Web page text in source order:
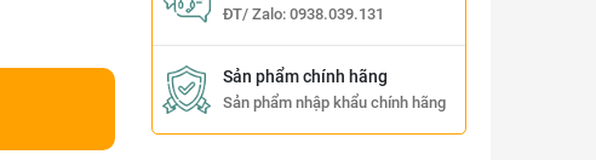
ĐT/ Zalo: 0938.039.131
Sản phẩm chính hãng
Sản phẩm nhập khẩu chính hãng